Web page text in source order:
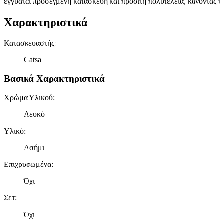
Χαρακτηριστικά
Κατασκευαστής:
Gatsa
Βασικά Χαρακτηριστικά
Χρώμα Υλικού:
Λευκό
Υλικό:
Ασήμι
Επιχρυσωμένα:
Όχι
Σετ:
Όχι